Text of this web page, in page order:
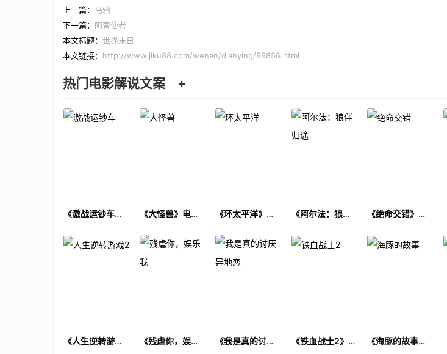
上一篇： 乌鸦
下一篇： 阴曹使者
本文标题： 世界末日
本文链接： http://www.jiku88.com/wenan/dianying/99856.html
热门电影解说文案 +
《激战运钞车》
《大怪兽》电影
《环太平洋》电
《阿尔法：狼伴
文案
《绝命交错》电
《人生逆转游戏
《残虐你，娱乐
《我是真的讨厌
《铁血战士2》电
《海豚的故事》